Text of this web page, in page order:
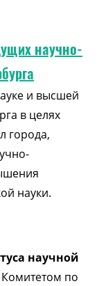
научно-
и высшей
в целях
города,
науки.
научной
по